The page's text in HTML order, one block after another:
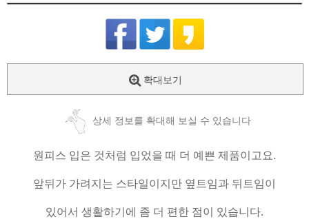
확대보기
상세 정보를 확대해 보실 수 있습니다
원피스 입은 것처럼 입었을 때 더 예쁜 제품이고요.
앞뒤가 가려지는 스타일이지만 옆트임과 뒤트임이
있어서 생활하기에 좀 더 편한 점이 있습니다.